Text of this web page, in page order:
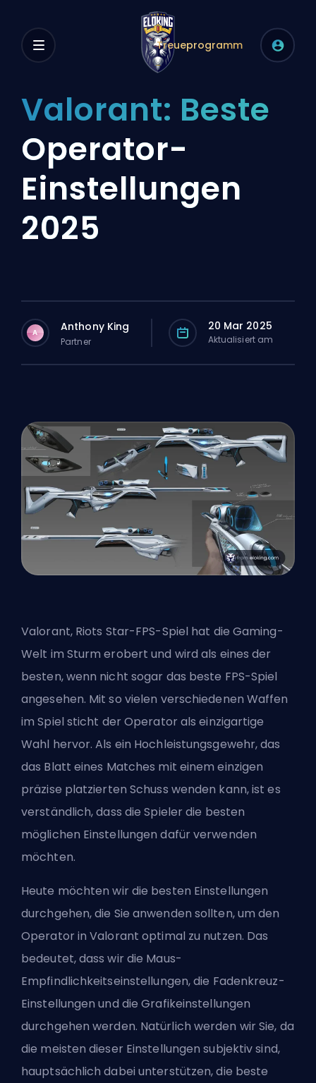
Treueprogramm
Valorant: Beste
Operator-
Einstellungen
2025
A Anthony King
Partner
20 Mar 2025
Aktualisiert am
Valorant, Riots Star-FPS-Spiel hat die Gaming-
Welt im Sturm erobert und wird als eines der
besten, wenn nicht sogar das beste FPS-Spiel
angesehen. Mit so vielen verschiedenen Waffen
im Spiel sticht der Operator als einzigartige
Wahl hervor. Als ein Hochleistungsgewehr, das
das Blatt eines Matches mit einem einzigen
präzise platzierten Schuss wenden kann, ist es
verständlich, dass die Spieler die besten
möglichen Einstellungen dafür verwenden
möchten.
Heute möchten wir die besten Einstellungen
durchgehen, die Sie anwenden sollten, um den
Operator in Valorant optimal zu nutzen. Das
bedeutet, dass wir die Maus-
Empfindlichkeitseinstellungen, die Fadenkreuz-
Einstellungen und die Grafikeinstellungen
durchgehen werden. Natürlich werden wir Sie, da
die meisten dieser Einstellungen subjektiv sind,
hauptsächlich dabei unterstützen, die beste